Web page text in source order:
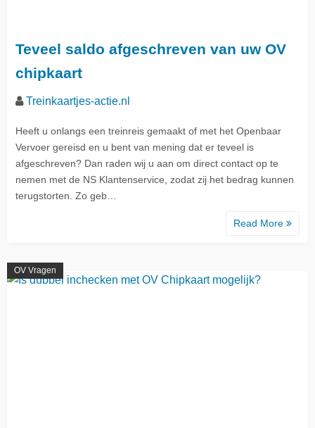
Teveel saldo afgeschreven van uw OV
chipkaart
Treinkaartjes-actie.nl
Heeft u onlangs een treinreis gemaakt of met het Openbaar
Vervoer gereisd en u bent van mening dat er teveel is
afgeschreven? Dan raden wij u aan om direct contact op te
nemen met de NS Klantenservice, zodat zij het bedrag kunnen
terugstorten. Zo geb…
Read More
OV Vragen